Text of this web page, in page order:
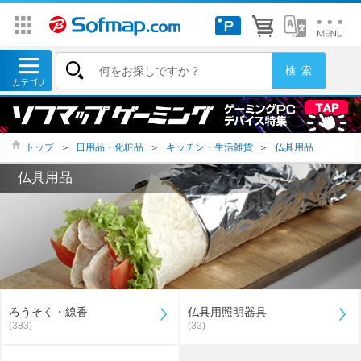
トップ ＞ 日用品・化粧品 ＞ キッチン・生活雑貨 ＞ 仏具用品
仏具用品
ろうそく・線香
(383)
仏具用照明器具
(33)